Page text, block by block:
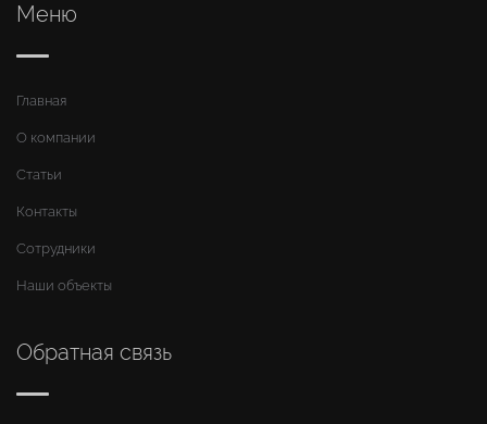
Меню
Главная
О компании
Статьи
Контакты
Сотрудники
Наши объекты
Обратная связь